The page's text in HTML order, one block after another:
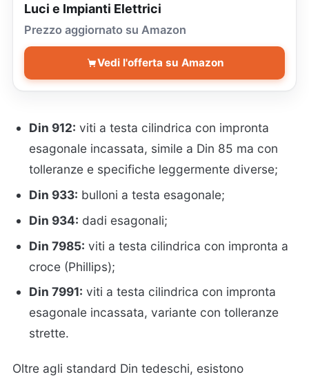
Luci e Impianti Elettrici
Prezzo aggiornato su Amazon
Vedi l'offerta su Amazon
Din 912: viti a testa cilindrica con impronta
esagonale incassata, simile a Din 85 ma con
tolleranze e specifiche leggermente diverse;
Din 933: bulloni a testa esagonale;
Din 934: dadi esagonali;
Din 7985: viti a testa cilindrica con impronta a
croce (Phillips);
Din 7991: viti a testa cilindrica con impronta
esagonale incassata, variante con tolleranze
strette.
Oltre agli standard Din tedeschi, esistono